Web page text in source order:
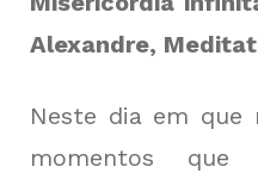
Alexandre,
Neste dia em que
momentos